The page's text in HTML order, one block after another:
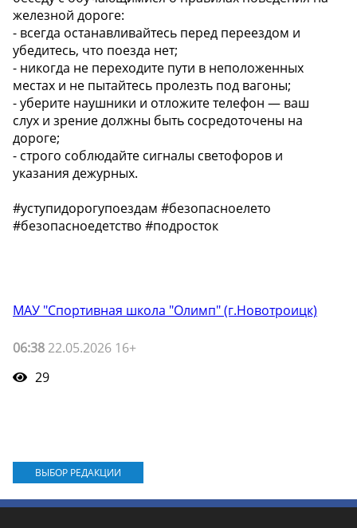
железной дороге:
- всегда останавливайтесь перед переездом и
убедитесь, что поезда нет;
- никогда не переходите пути в неположенных
местах и не пытайтесь пролезть под вагоны;
- уберите наушники и отложите телефон — ваш
слух и зрение должны быть сосредоточены на
дороге;
- строго соблюдайте сигналы светофоров и
указания дежурных.
#уступидорогупоездам #безопасноелето
#безопасноедетство #подросток
МАУ "Спортивная школа "Олимп" (г.Новотроицк)
06:38 22.05.2026 16+
29
ВЫБОР РЕДАКЦИИ